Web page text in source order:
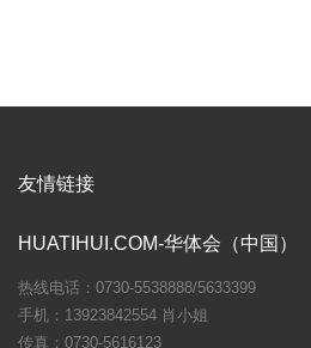
友情链接
HUATIHUI.COM-华体会（中国）
热线电话：0730-5538888/5633399
手机：13923842554 肖小姐
传真：0730-5616123